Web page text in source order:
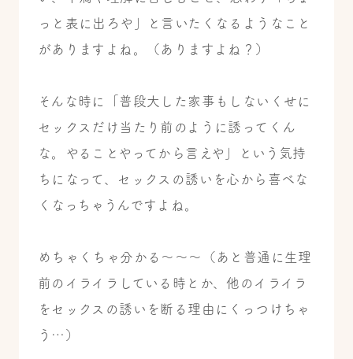
っと表に出ろや」と言いたくなるようなこと
がありますよね。（ありますよね？）
そんな時に「普段大した家事もしないくせに
セックスだけ当たり前のように誘ってくん
な。やることやってから言えや」という気持
ちになって、セックスの誘いを心から喜べな
くなっちゃうんですよね。
めちゃくちゃ分かる～～～（あと普通に生理
前のイライラしている時とか、他のイライラ
をセックスの誘いを断る理由にくっつけちゃ
う…）